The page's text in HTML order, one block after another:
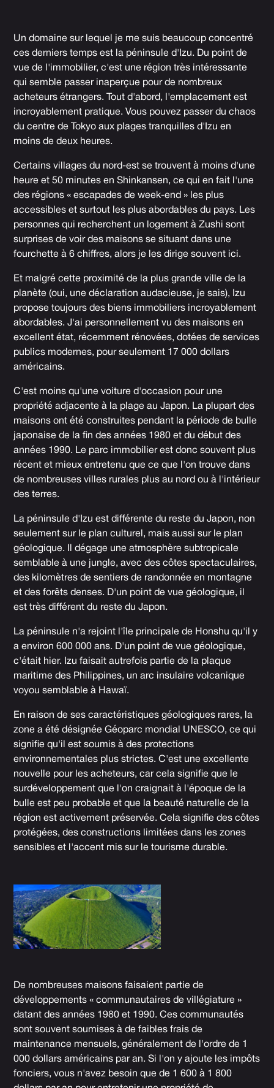
Un domaine sur lequel je me suis beaucoup concentré
ces derniers temps est la péninsule d'Izu. Du point de
vue de l'immobilier, c'est une région très intéressante
qui semble passer inaperçue pour de nombreux
acheteurs étrangers. Tout d'abord, l'emplacement est
incroyablement pratique. Vous pouvez passer du chaos
du centre de Tokyo aux plages tranquilles d'Izu en
moins de deux heures.
Certains villages du nord-est se trouvent à moins d'une
heure et 50 minutes en Shinkansen, ce qui en fait l'une
des régions « escapades de week-end » les plus
accessibles et surtout les plus abordables du pays. Les
personnes qui recherchent un logement à Zushi sont
surprises de voir des maisons se situant dans une
fourchette à 6 chiffres, alors je les dirige souvent ici.
Et malgré cette proximité de la plus grande ville de la
planète (oui, une déclaration audacieuse, je sais), Izu
propose toujours des biens immobiliers incroyablement
abordables. J'ai personnellement vu des maisons en
excellent état, récemment rénovées, dotées de services
publics modernes, pour seulement 17 000 dollars
américains.
C'est moins qu'une voiture d'occasion pour une
propriété adjacente à la plage au Japon. La plupart des
maisons ont été construites pendant la période de bulle
japonaise de la fin des années 1980 et du début des
années 1990. Le parc immobilier est donc souvent plus
récent et mieux entretenu que ce que l'on trouve dans
de nombreuses villes rurales plus au nord ou à l'intérieur
des terres.
La péninsule d'Izu est différente du reste du Japon, non
seulement sur le plan culturel, mais aussi sur le plan
géologique. Il dégage une atmosphère subtropicale
semblable à une jungle, avec des côtes spectaculaires,
des kilomètres de sentiers de randonnée en montagne
et des forêts denses. D'un point de vue géologique, il
est très différent du reste du Japon.
La péninsule n'a rejoint l'île principale de Honshu qu'il y
a environ 600 000 ans. D'un point de vue géologique,
c'était hier. Izu faisait autrefois partie de la plaque
maritime des Philippines, un arc insulaire volcanique
voyou semblable à Hawaï.
En raison de ses caractéristiques géologiques rares, la
zone a été désignéeGéoparc mondial UNESCO, ce qui
signifie qu'il est soumis à des protections
environnementales plus strictes. C'est une excellente
nouvelle pour les acheteurs, car cela signifie que le
surdéveloppement que l'on craignait à l'époque de la
bulle est peu probable et que la beauté naturelle de la
région est activement préservée. Cela signifie des côtes
protégées, des constructions limitées dans les zones
sensibles et l'accent mis sur le tourisme durable.
De nombreuses maisons faisaient partie de
développements « communautaires de villégiature »
datant des années 1980 et 1990. Ces communautés
sont souvent soumises à de faibles frais de
maintenance mensuels, généralement de l'ordre de 1
000 dollars américains par an. Si l'on y ajoute les impôts
fonciers, vous n'avez besoin que de 1 600 à 1 800